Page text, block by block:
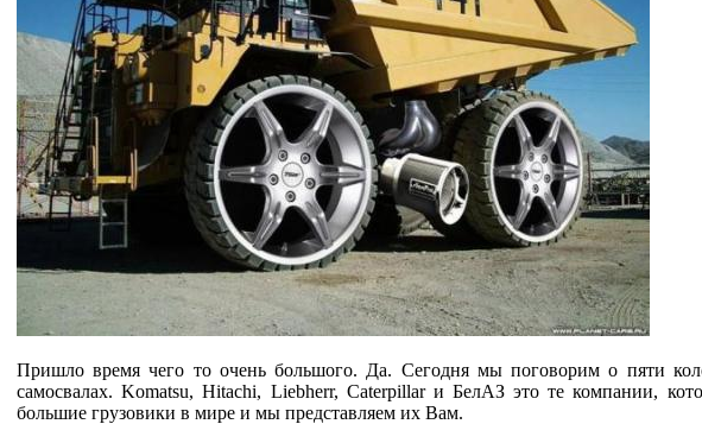
Пришло время чего то очень большого. Да. Сегодня мы поговорим о пяти
самосвалах. Komatsu, Hitachi, Liebherr, Caterpillar и БелАЗ это те компании,
большие грузовики в мире и мы представляем их Вам.